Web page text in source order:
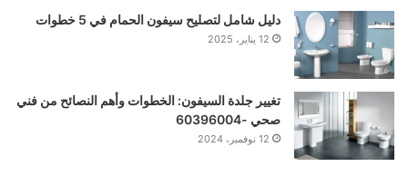
دليل شامل لتصليح سيفون الحمام في 5 خطوات
12 يناير، 2025
تغيير جلدة السيفون: الخطوات وأهم النصائح من فني
صحي -60396004
12 نوفمبر، 2024